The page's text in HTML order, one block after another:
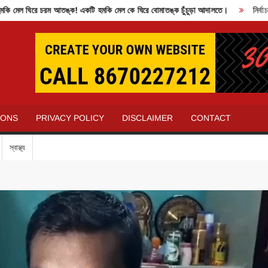
ঘিরে চরম আতঙ্ক! একটি হমকি মেল কে ঘিরে বোমাতঙ্ক চুঁচুড়া আদালতে। নির্বাচন
PRIVACY POLICY DISCLAIMER CONTACT
স্বাস্থ্য